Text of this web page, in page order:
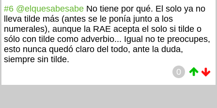
#6 @elquesabesabe No tiene por qué. El solo ya no
lleva tilde más (antes se le ponía junto a los
numerales), aunque la RAE acepta el solo si tilde o
sólo con tilde como adverbio... Igual no te preocupes,
esto nunca quedó claro del todo, ante la duda,
siempre sin tilde.
0